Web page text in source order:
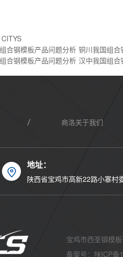
合钢模板产品问题分析 铜川我国组
合钢模板产品问题分析 汉中我国组
商洛关于我们
商洛联系我们
地址：
陕西省宝鸡市高新22路小寨村
宝鸡市西圣钢模
备案号： 陕ICP备